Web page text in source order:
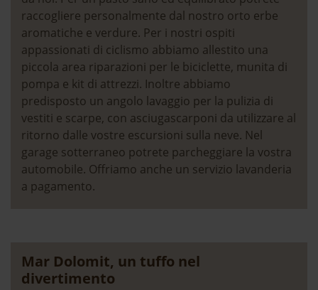
15.05. - 11.06.2027 € 170,- € 1.190,-
12.06. - 10.09.2027 € 199,-
11.09. - 24.09.2027 € 170,- € 1.190,-
* per due persone. Ogni persona aggiuntiva su richiesta.
Per pernottamenti fino a 4 giorni applichiamo un sovraprezzo.
raccogliere personalmente dal nostro orto erbe
aromatiche e verdure. Per i nostri ospiti
appassionati di ciclismo abbiamo allestito una
piccola area riparazioni per le biciclette, munita di
pompa e kit di attrezzi. Inoltre abbiamo
predisposto un angolo lavaggio per la pulizia di
vestiti e scarpe, con asciugascarponi da utilizzare al
ritorno dalle vostre escursioni sulla neve. Nel
garage sotterraneo potrete parcheggiare la vostra
automobile. Offriamo anche un servizio lavanderia
a pagamento.
Mar Dolomit, un tuffo nel
divertimento